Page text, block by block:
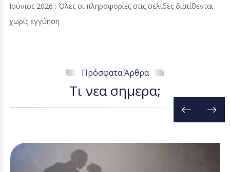
Ιούνιος 2026 : Όλες οι πληροφορίες στις σελίδες διατίθενται
χωρίς εγγύηση
Πρόσφατα Άρθρα
Τι νεα σημερα;